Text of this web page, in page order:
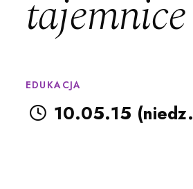
EDUKACJA
10.05.15